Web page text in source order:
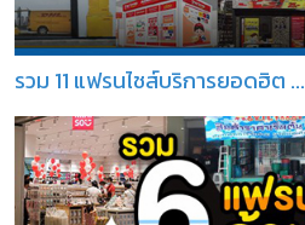
รวม 11 แฟรนไชส์บริการยอดฮิต ...